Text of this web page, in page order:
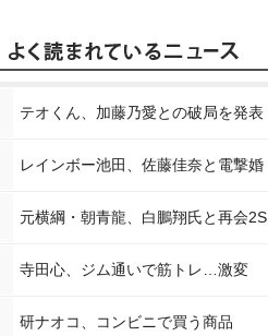
テオくん、加藤乃愛との破局を発表
レインボー池田、佐藤佳奈と電撃婚
元横綱・朝青龍、白鵬翔氏と再会2S
寺田心、ジム通いで筋トレ…激変
研ナオコ、コンビニで買う商品